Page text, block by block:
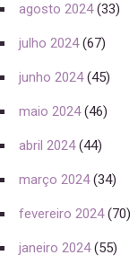
agosto 2024(33)
julho 2024(67)
junho 2024(45)
maio 2024(46)
abril 2024(44)
março 2024(34)
fevereiro 2024(70)
janeiro 2024(55)